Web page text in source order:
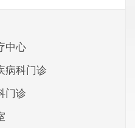
中心
病科门诊
门诊